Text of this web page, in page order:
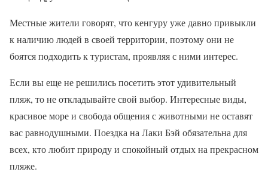
Местные жители говорят, что кенгуру уже давно привыкли
к наличию людей в своей территории, поэтому они не
боятся подходить к туристам, проявляя с ними интерес.
Если вы еще не решились посетить этот удивительный
пляж, то не откладывайте свой выбор. Интересные виды,
красивое море и свобода общения с животными не оставят
вас равнодушными. Поездка на Лаки Бэй обязательна для
всех, кто любит природу и спокойный отдых на прекрасном
пляже.